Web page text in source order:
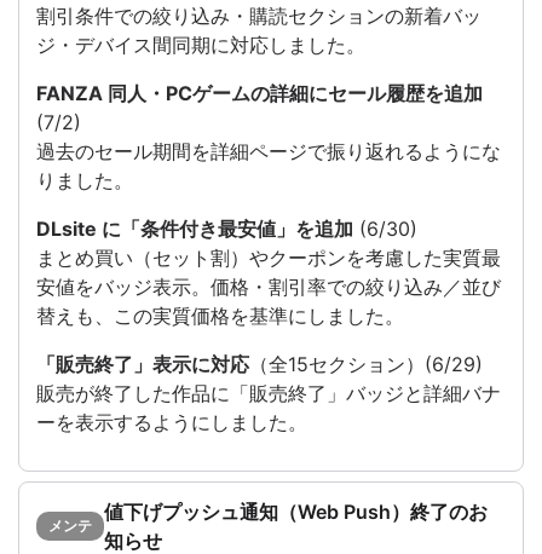
割引条件での絞り込み・購読セクションの新着バッ
ジ・デバイス間同期に対応しました。
FANZA 同人・PCゲームの詳細にセール履歴を追加
(7/2)
過去のセール期間を詳細ページで振り返れるようにな
りました。
DLsite に「条件付き最安値」を追加 (6/30)
まとめ買い（セット割）やクーポンを考慮した実質最
安値をバッジ表示。価格・割引率での絞り込み／並び
替えも、この実質価格を基準にしました。
「販売終了」表示に対応 （全15セクション）(6/29)
販売が終了した作品に「販売終了」バッジと詳細バナ
ーを表示するようにしました。
メンテ
値下げプッシュ通知（Web Push）終了のお
知らせ